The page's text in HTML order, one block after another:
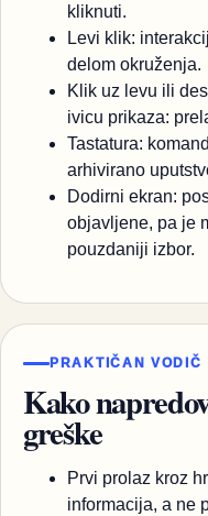
kliknuti.
Levi klik:
delom okruženja.
Klik uz levu ili
ivicu prikaza:
Tastatura:
arhivirano
Dodirni ekran:
objavljene, pa je
pouzdaniji izbor.
PRAKTIČAN VODIČ
Kako
greške
Prvi prolaz kroz
informacija, a ne